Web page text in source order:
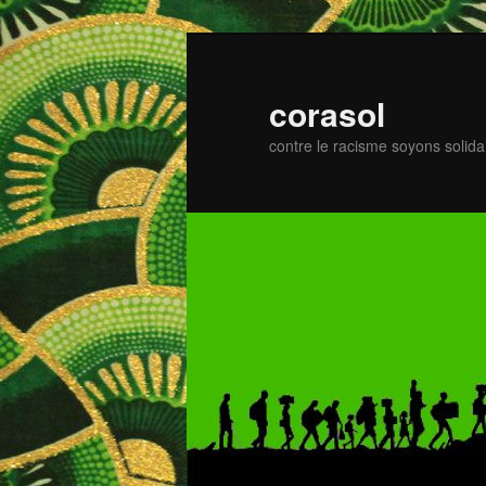
Zum
primären
Inhalt
springen
corasol
contre le racisme soyons